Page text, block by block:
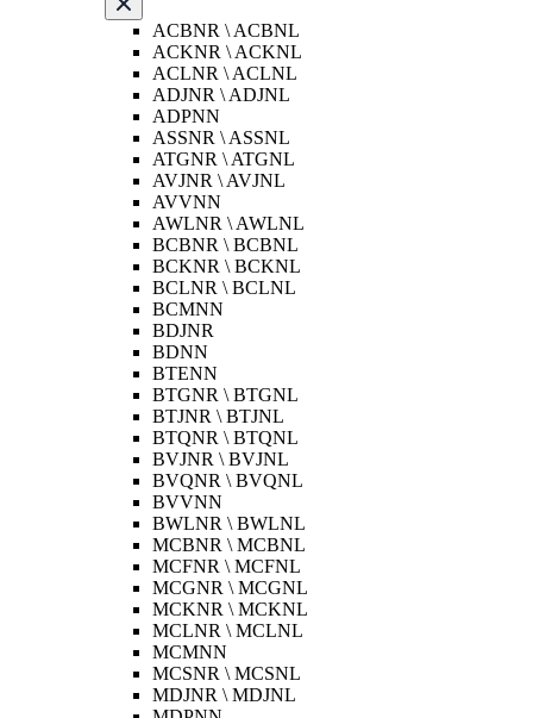
ACBNR \ ACBNL
ACKNR \ ACKNL
ACLNR \ ACLNL
ADJNR \ ADJNL
ADPNN
ASSNR \ ASSNL
ATGNR \ ATGNL
AVJNR \ AVJNL
AVVNN
AWLNR \ AWLNL
BCBNR \ BCBNL
BCKNR \ BCKNL
BCLNR \ BCLNL
BCMNN
BDJNR
BDNN
BTENN
BTGNR \ BTGNL
BTJNR \ BTJNL
BTQNR \ BTQNL
BVJNR \ BVJNL
BVQNR \ BVQNL
BVVNN
BWLNR \ BWLNL
MCBNR \ MCBNL
MCFNR \ MCFNL
MCGNR \ MCGNL
MCKNR \ MCKNL
MCLNR \ MCLNL
MCMNN
MCSNR \ MCSNL
MDJNR \ MDJNL